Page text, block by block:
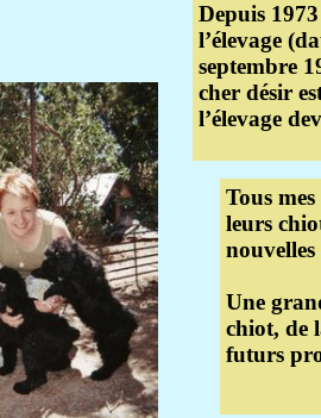
Tous
leurs
Une
chiot, de
futurs
Depuis
l’élevage
septembre
cher désir
l’élevage